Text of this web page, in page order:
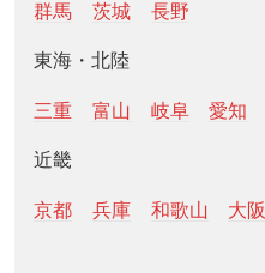
群馬
茨城 長野
東海・北陸
三重 富山 岐阜 愛知
近畿
京都 兵庫 和歌山 大阪